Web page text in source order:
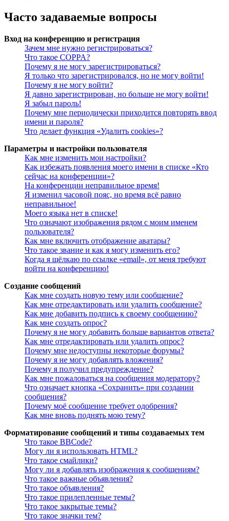
Часто задаваемые вопросы
Вход на конференцию и регистрация
Зачем мне нужно регистрироваться?
Что такое COPPA?
Почему я не могу зарегистрироваться?
Я только что зарегистрировался, но не могу войти!
Почему я не могу войти?
Я давно зарегистрирован, но больше не могу войти!
Я забыл пароль!
Почему мне периодически приходится повторять ввод
имени и пароля?
Что делает функция «Удалить cookies»?
Параметры и настройки пользователя
Как мне изменить мои настройки?
Как избежать появления моего имени в списке «Кто
сейчас на конференции»?
На конференции неправильное время!
Я изменил часовой пояс, но время всё равно
неправильное!
Моего языка нет в списке!
Что означают изображения рядом с моим именем
пользователя?
Как мне включить отображение аватары?
Что такое звание и как я могу изменить его?
Когда я щёлкаю по ссылке «email», от меня требуют
войти на конференцию!
Создание сообщений
Как мне создать новую тему или сообщение?
Как мне отредактировать или удалить сообщение?
Как мне добавить подпись к своему сообщению?
Как мне создать опрос?
Почему я не могу добавить больше вариантов ответа?
Как мне отредактировать или удалить опрос?
Почему мне недоступны некоторые форумы?
Почему я не могу добавлять вложения?
Почему я получил предупреждение?
Как мне пожаловаться на сообщения модератору?
Что означает кнопка «Сохранить» при создании
сообщения?
Почему моё сообщение требует одобрения?
Как мне вновь поднять мою тему?
Форматирование сообщений и типы создаваемых тем
Что такое BBCode?
Могу ли я использовать HTML?
Что такое смайлики?
Могу ли я добавлять изображения к сообщениям?
Что такое важные объявления?
Что такое объявления?
Что такое прилепленные темы?
Что такое закрытые темы?
Что такое значки тем?